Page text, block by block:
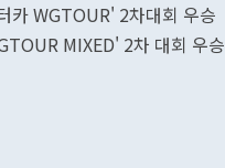
카 WGTOUR' 2차대회 우승
MIXED' 2차 대회 우승